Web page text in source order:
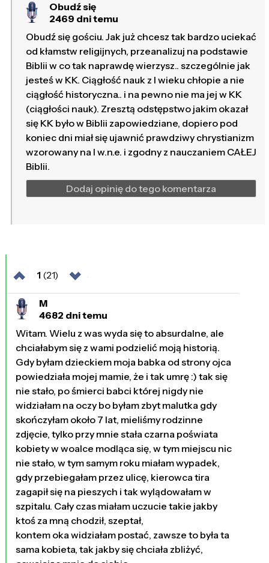
Obudź się
2469 dni temu
Obudź się gościu. Jak już chcesz tak bardzo uciekać
od kłamstw religijnych, przeanalizuj na podstawie
Biblii w co tak naprawdę wierzysz.. szczególnie jak
jesteś w KK. Ciągłość nauk z I wieku chłopie a nie
ciągłość historyczna.. i na pewno nie ma jej w KK
(ciągłości nauk). Zresztą odstępstwo jakim okazał
się KK było w Biblii zapowiedziane, dopiero pod
koniec dni miał się ujawnić prawdziwy chrystianizm
wzorowany na I w.n.e. i zgodny z nauczaniem CAŁEJ
Biblii.
Dodaj opinię do tego komentarza
1(21)
M
4682 dni temu
Witam. Wielu z was wyda się to absurdalne, ale
chciałabym się z wami podzielić moją historią.
Gdy byłam dzieckiem moja babka od strony ojca
powiedziała mojej mamie, że i tak umrę :) tak się
nie stało, po śmierci babci której nigdy nie
widziałam na oczy bo byłam zbyt malutka gdy
skończyłam około 7 lat, mieliśmy rodzinne
zdjęcie, tylko przy mnie stała czarna poświata
kobiety w woalce modląca się, w tym miejscu nic
nie stało, w tym samym roku miałam wypadek,
gdy przebiegałam przez ulicę, kierowca tira
zagapił się na pieszych i tak wylądowałam w
szpitalu. Cały czas miałam uczucie takie jakby
ktoś za mną chodził, szeptał,
kontem oka widziałam postać, zawsze to była ta
sama kobieta, tak jakby się chciała zbliżyć,